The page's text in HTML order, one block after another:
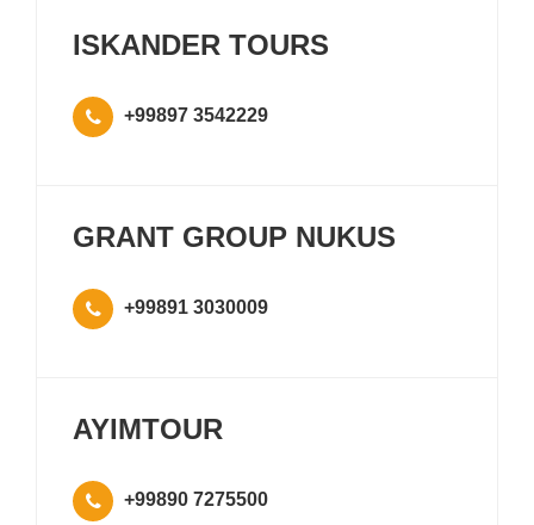
ISKANDER TOURS
+99897 3542229
GRANT GROUP NUKUS
+99891 3030009
AYIMTOUR
+99890 7275500